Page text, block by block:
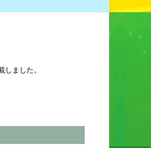
しました。